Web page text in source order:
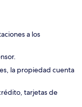
a los
la propiedad cuenta
tarjetas de